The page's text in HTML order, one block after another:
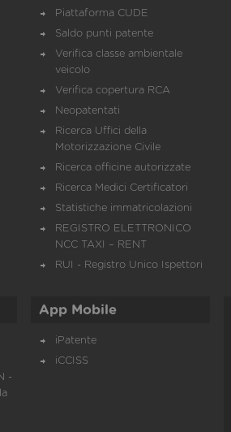
Piattaforma CUDE
Saldo punti patente
Verifica classe ambientale
veicolo
Verifica copertura RCA
Neopatentati
Ricerca Uffici della
Motorizzazione Civile
Ricerca officine autorizzate
Ricerca Medici Certificatori
Statistiche immatricolazioni
REGISTRO ELETTRONICO
NCC TAXI – RENT
RUI - Registro Unico Ispettori
-
App Mobile
iPatente
iCCISS